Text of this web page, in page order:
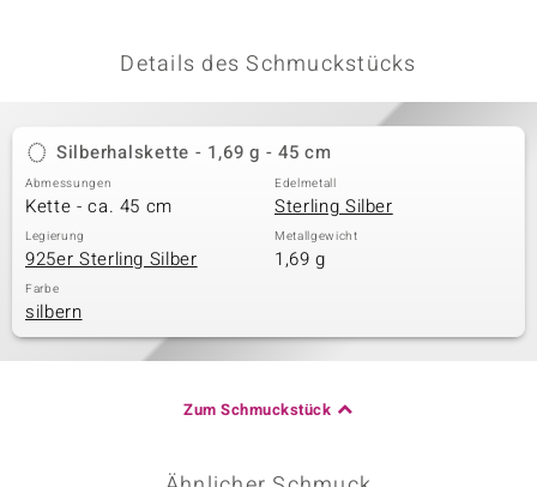
Details des Schmuckstücks
Silberhalskette - 1,69 g - 45 cm
Abmessungen
Kette - ca. 45 cm
Edelmetall
Sterling Silber
Legierung
925er Sterling Silber
Metallgewicht
1,69 g
Farbe
silbern
Zum Schmuckstück